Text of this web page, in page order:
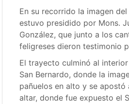
En su recorrido la imagen
estuvo presidido por Mons.
González, que junto a los
feligreses dieron testimonio
El trayecto culminó al
San Bernardo, donde la
pañuelos en alto y se apostó
altar, donde fue expuesto el